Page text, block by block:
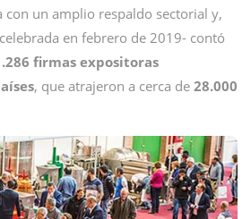
con un amplio respaldo sectorial y,
en febrero de 2019- contó
firmas expositoras
, que atrajeron a cerca de 28.000